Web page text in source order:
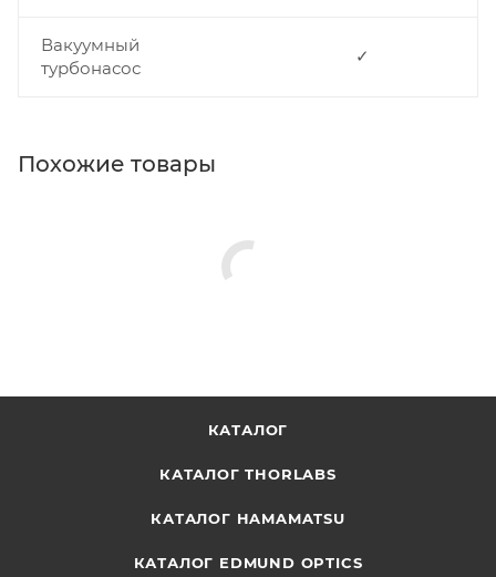
Вакуумный
турбонасос
✓
Похожие товары
КАТАЛОГ
КАТАЛОГ THORLABS
КАТАЛОГ HAMAMATSU
КАТАЛОГ EDMUND OPTICS